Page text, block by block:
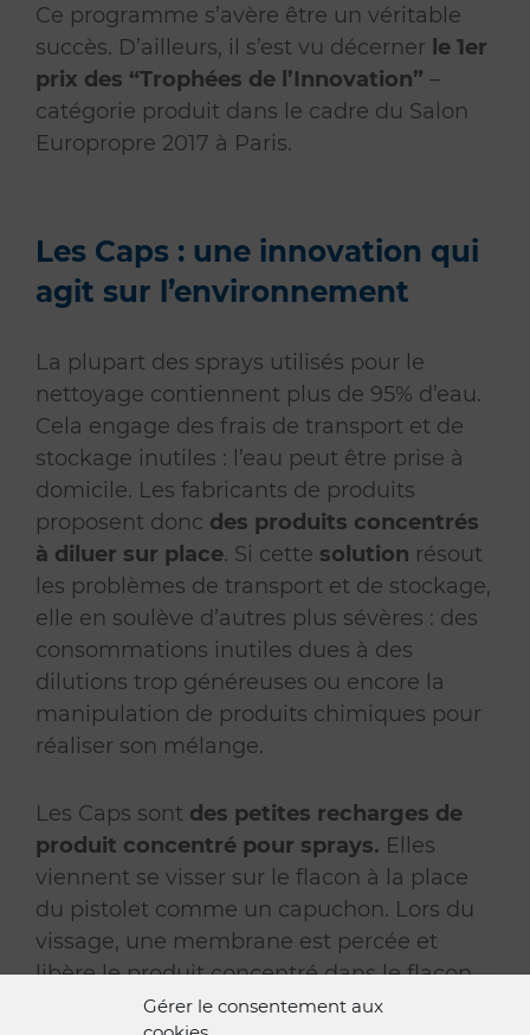
Gérer le consentement aux
Ce programme s’avère être un véritable
succès. D’ailleurs, il s’est vu décerner le 1er
prix des “Trophées de l’Innovation” –
catégorie produit dans le cadre du Salon
Europropre 2017 à Paris.
Les Caps : une innovation qui
agit sur l’environnement
La plupart des sprays utilisés pour le
nettoyage contiennent plus de 95% d’eau.
Cela engage des frais de transport et de
stockage inutiles : l’eau peut être prise à
domicile. Les fabricants de produits
proposent donc des produits concentrés
à diluer sur place. Si cette solution résout
les problèmes de transport et de stockage,
elle en soulève d’autres plus sévères : des
consommations inutiles dues à des
dilutions trop généreuses ou encore la
manipulation de produits chimiques pour
réaliser son mélange.
Les Caps sont des petites recharges de
produit concentré pour sprays. Elles
viennent se visser sur le flacon à la place
du pistolet comme un capuchon. Lors du
vissage, une membrane est percée et
libère le produit concentré dans le flacon.
Une fois le mélange homogène,